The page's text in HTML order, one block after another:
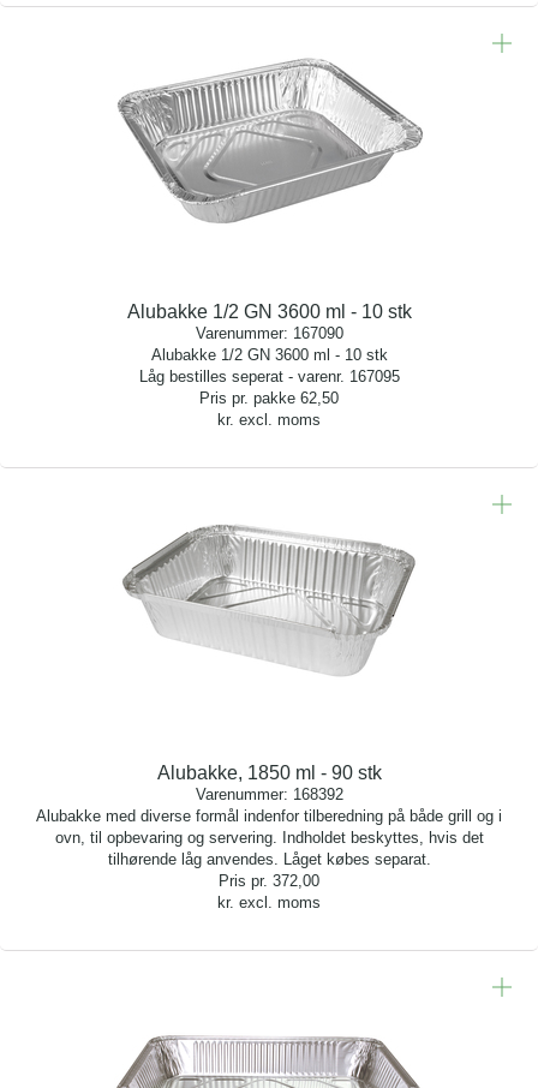
Alubakke 1/2 GN 3600 ml - 10 stk
Varenummer: 167090
Alubakke 1/2 GN 3600 ml - 10 stk
Låg bestilles seperat - varenr. 167095
Pris pr. pakke 62,50
kr. excl. moms
Alubakke, 1850 ml - 90 stk
Varenummer: 168392
Alubakke med diverse formål indenfor tilberedning på både grill og i
ovn, til opbevaring og servering. Indholdet beskyttes, hvis det
tilhørende låg anvendes. Låget købes separat.
Pris pr. 372,00
kr. excl. moms